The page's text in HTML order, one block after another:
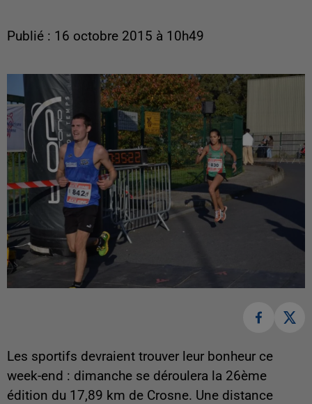
Publié : 16 octobre 2015 à 10h49
Les sportifs devraient trouver leur bonheur ce
week-end : dimanche se déroulera la 26ème
édition du 17,89 km de Crosne. Une distance